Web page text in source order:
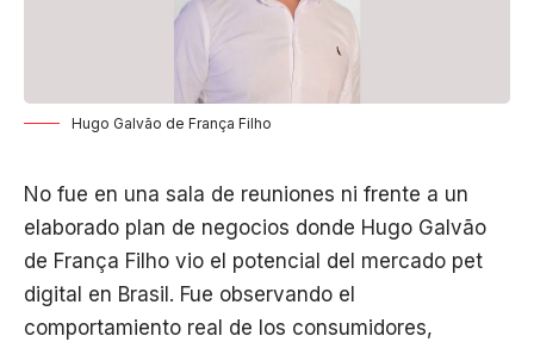
Hugo Galvão de França Filho
No fue en una sala de reuniones ni frente a un
elaborado plan de negocios donde Hugo Galvão
de França Filho vio el potencial del mercado pet
digital en Brasil. Fue observando el
comportamiento real de los consumidores,